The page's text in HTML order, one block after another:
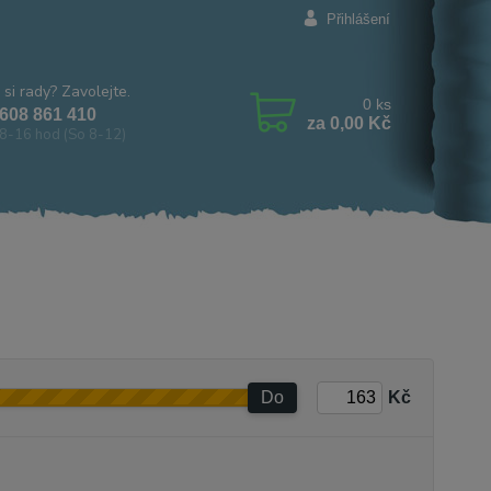
Přihlášení
rady? Zavolejte.
861 410
16 hod (So 8-12)
0 ks
za 0,00 Kč
Do Kč